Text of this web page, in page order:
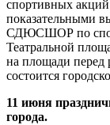
спортивных
показательными
СДЮСШОР по
Театральной
на площади перед
состоится
11 июня
города.